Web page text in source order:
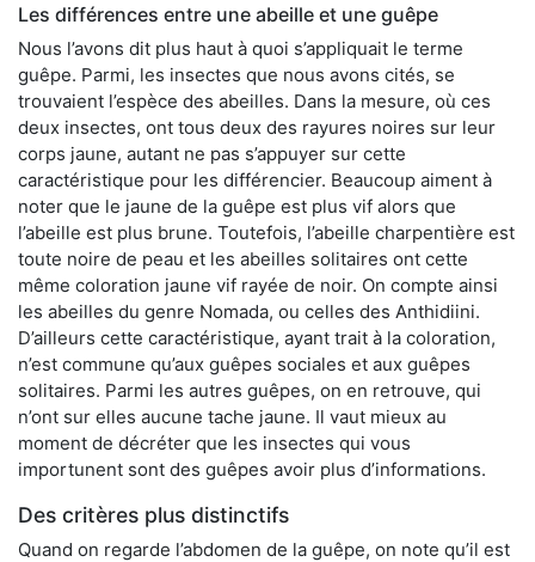
Les différences entre une abeille et une guêpe
Nous l’avons dit plus haut à quoi s’appliquait le terme
guêpe. Parmi, les insectes que nous avons cités, se
trouvaient l’espèce des abeilles. Dans la mesure, où ces
deux insectes, ont tous deux des rayures noires sur leur
corps jaune, autant ne pas s’appuyer sur cette
caractéristique pour les différencier. Beaucoup aiment à
noter que le jaune de la guêpe est plus vif alors que
l’abeille est plus brune. Toutefois, l’abeille charpentière est
toute noire de peau et les abeilles solitaires ont cette
même coloration jaune vif rayée de noir. On compte ainsi
les abeilles du genre Nomada, ou celles des Anthidiini.
D’ailleurs cette caractéristique, ayant trait à la coloration,
n’est commune qu’aux guêpes sociales et aux guêpes
solitaires. Parmi les autres guêpes, on en retrouve, qui
n’ont sur elles aucune tache jaune. Il vaut mieux au
moment de décréter que les insectes qui vous
importunent sont des guêpes avoir plus d’informations.
Des critères plus distinctifs
Quand on regarde l’abdomen de la guêpe, on note qu’il est